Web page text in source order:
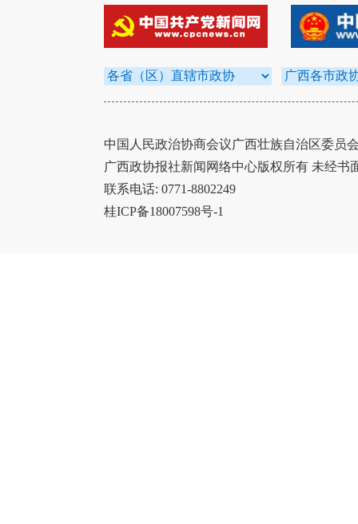
中国人民政治协商会议广西壮族自治区委员
广西政协报社新闻网络中心版权所有 未经书
联系电话: 0771-8802249
桂ICP备18007598号-1